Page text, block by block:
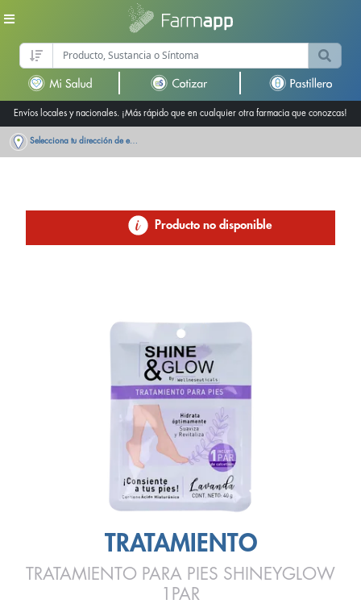
Envíos locales y nacionales. ¡Más rápido que en cualquier otra farmacia que conozcas!
Selecciona tu dirección de entrega
Producto no disponible
TRATAMIENTO
TRATAMIENTO PARA PIES SHINEYGLOW
1PAR